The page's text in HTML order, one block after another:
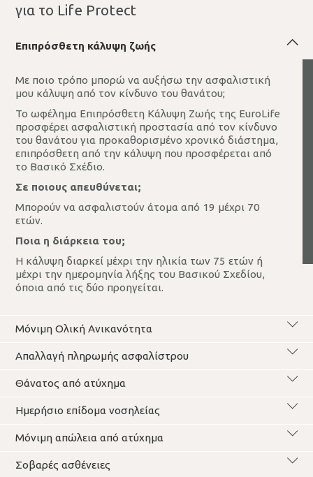
για το Life Protect
Επιπρόσθετη κάλυψη ζωής
Με ποιο τρόπο μπορώ να αυξήσω την ασφαλιστική
μου κάλυψη από τον κίνδυνο του θανάτου;
Το ωφέλημα Επιπρόσθετη Κάλυψη Ζωής της EuroLife
προσφέρει ασφαλιστική προστασία από τον κίνδυνο
του θανάτου για προκαθορισμένο χρονικό διάστημα,
επιπρόσθετη από την κάλυψη που προσφέρεται από
το Βασικό Σχέδιο.
Σε ποιους απευθύνεται;
Μπορούν να ασφαλιστούν άτομα από 19 μέχρι 70
ετών.
Ποια η διάρκεια του;
Η κάλυψη διαρκεί μέχρι την ηλικία των 75 ετών ή
μέχρι την ημερομηνία λήξης του Βασικού Σχεδίου,
όποια από τις δύο προηγείται.
Μόνιμη Oλική Ανικανότητα
Απαλλαγή πληρωμής ασφαλίστρου
Θάνατος από ατύχημα
Ημερήσιο επίδομα νοσηλείας
Μόνιμη απώλεια από ατύχημα
Σοβαρές ασθένειες